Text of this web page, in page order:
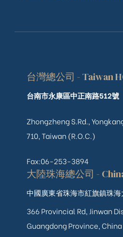
台灣總公司 - Taiwan
台南市永康區中正南路512號
Zhongzheng S.Rd.,
710, Taiwan (R.O.C.)
Fax:06-253-3894
大陸珠海總公司 -
中國廣東省珠海市紅旗鎮珠
366 Provincial Rd, Jinwan
Guangdong Province, China